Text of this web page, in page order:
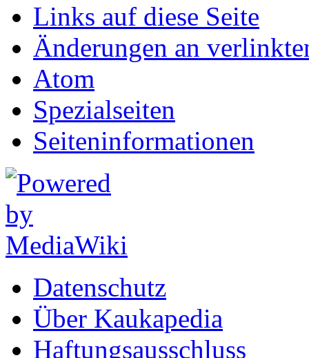
Links auf diese Seite
Änderungen an
Atom
Spezialseiten
Seiten­informationen
Datenschutz
Über Kaukapedia
Haftungsausschluss